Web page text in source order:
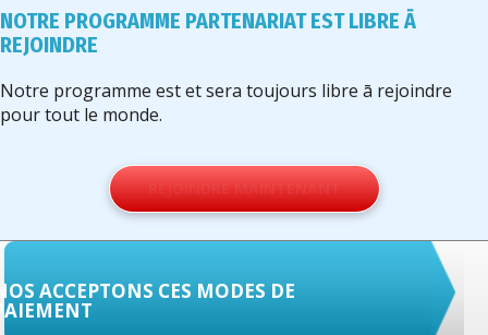
NOTRE PROGRAMME PARTENARIAT EST LIBRE Ā
REJOINDRE
Notre programme est et sera toujours libre ā rejoindre
pour tout le monde.
REJOINDRE MAINTENANT
ACCEPTONS CES MODES DE